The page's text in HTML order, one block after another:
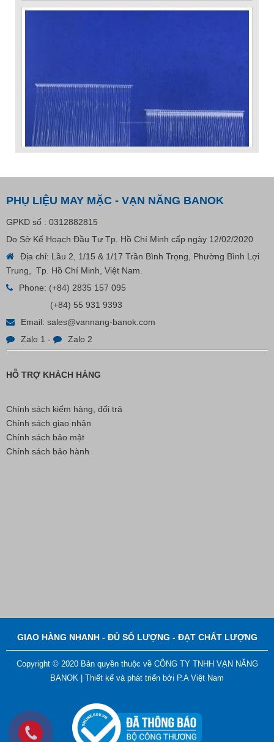
VP Fas Loop (PP) – Dây Treo Nhãn, Ti Bắn, Đạn Vòng
Liên hệ
PHỤ LIỆU MAY MẶC - VẠN NĂNG BANOK
GPKD số : 0312882815
Do Sở Kế Hoạch Đầu Tư Tp. Hồ Chí Minh cấp ngày 12/02/2020
Địa chỉ: Lầu 2, 1/15 & 1/17 Trần Bình Trọng, Phường Bình Lợi
Trung, Tp. Hồ Chí Minh, Việt Nam.
Phone: (+84) 2835 157 095
(+84) 55 931 9393
Email: sales@vannang-banok.com
Zalo 1 - Zalo 2
HỖ TRỢ KHÁCH HÀNG
Chính sách kiểm hàng, đổi trả
Chính sách giao nhận
Chính sách bảo mật
Chính sách bảo hành
GIAO HÀNG NHANH - ĐỦ SỐ LƯỢNG - ĐẠT CHẤT LƯỢNG
Copyright © 2020 Bản quyền thuộc về CÔNG TY TNHH VẠN NĂNG
BANOK | Thiết kế và phát triển bởi P.A Việt Nam